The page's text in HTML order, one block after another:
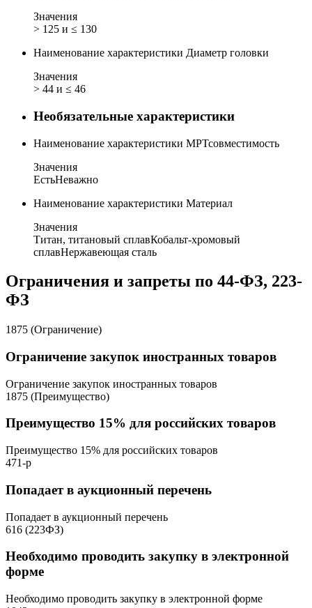
Значения
> 125 и ≤ 130
Наименование характеристики Диаметр головки
Значения
> 44 и ≤ 46
Необязательные характеристики
Наименование характеристики МРТсовместимость
Значения
ЕстьНеважно
Наименование характеристики Материал
Значения
Титан, титановый сплавКобальт-хромовый
сплавНержавеющая сталь
Ограничения и запреты по 44-ФЗ, 223-
ФЗ
1875 (Ограничение)
Ограничение закупок иностранных товаров
Ограничение закупок иностранных товаров
1875 (Преимущество)
Преимущество 15% для российских товаров
Преимущество 15% для российских товаров
471-р
Попадает в аукционный перечень
Попадает в аукционный перечень
616 (223ФЗ)
Необходимо проводить закупку в электронной
форме
Необходимо проводить закупку в электронной форме